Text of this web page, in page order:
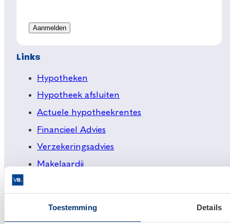
Toestemming Details
Links
Hypotheken
Hypotheek afsluiten
Actuele hypotheekrentes
Financieel Advies
Verzekeringsadvies
Makelaardij